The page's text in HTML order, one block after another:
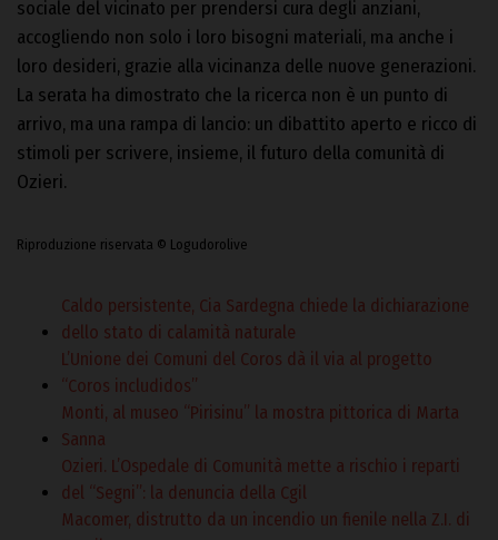
sociale del vicinato per prendersi cura degli anziani,
accogliendo non solo i loro bisogni materiali, ma anche i
loro desideri, grazie alla vicinanza delle nuove generazioni.
La serata ha dimostrato che la ricerca non è un punto di
arrivo, ma una rampa di lancio: un dibattito aperto e ricco di
stimoli per scrivere, insieme, il futuro della comunità di
Ozieri.
Riproduzione riservata © Logudorolive
Caldo persistente, Cia Sardegna chiede la dichiarazione
dello stato di calamità naturale
L’Unione dei Comuni del Coros dà il via al progetto
“Coros includidos”
Monti, al museo “Pirisinu” la mostra pittorica di Marta
Sanna
Ozieri. L’Ospedale di Comunità mette a rischio i reparti
del “Segni”: la denuncia della Cgil
Macomer, distrutto da un incendio un fienile nella Z.I. di